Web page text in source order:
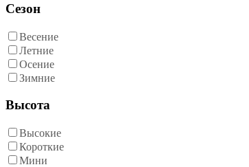
Сезон
Весение
Летние
Осение
Зимние
Высота
Высокие
Короткие
Мини